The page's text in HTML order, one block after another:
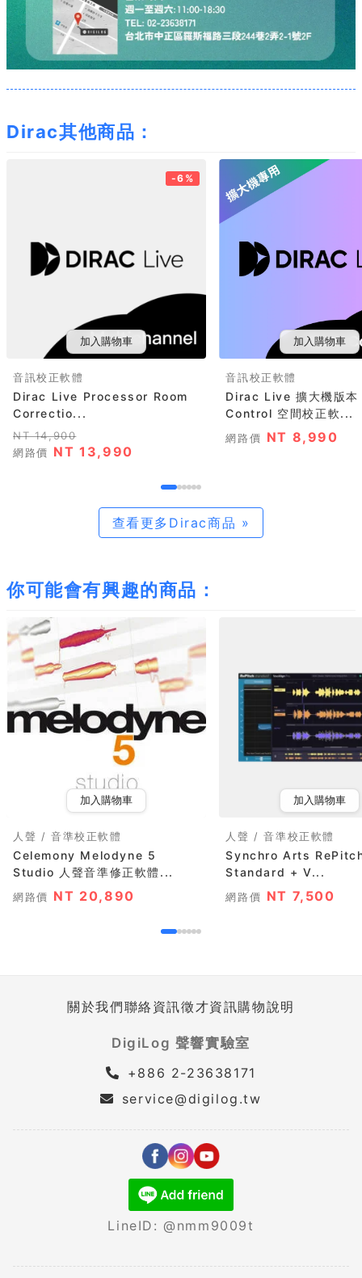
Dirac其他商品：
-6%
加入購物車
音訊校正軟體
Dirac Live Processor Room
Correctio...
NT 14,900
網路價 NT 13,990
加入購物車
音訊校正軟體
Dirac Live 擴大機版
Control 空間校正軟...
網路價 NT 8,990
查看更多Dirac商品 »
你可能會有興趣的商品：
加入購物車
人聲 / 音準校正軟體
Celemony Melodyne 5
Studio 人聲音準修正軟體...
網路價 NT 20,890
加入購物車
人聲 / 音準校正軟體
Synchro Arts
Standard + V...
網路價 NT 7,500
關於我們聯絡資訊徵才資訊購物說明
DigiLog 聲響實驗室
+886 2-23638171
service@digilog.tw
LineID: @nmm9009t